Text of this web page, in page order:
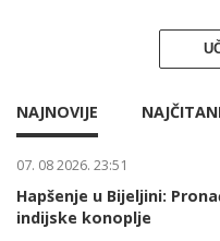
NAJNOVIJE
07. 08 2026. 23:51
Hapšenje u Bijeljini:
indijske konoplje